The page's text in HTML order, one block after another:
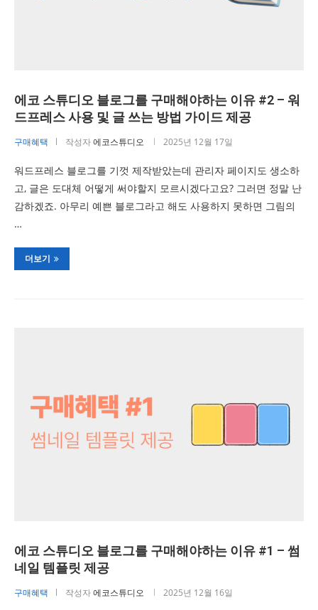
에코 스튜디오 블로그를 구매해야하는 이유 #2 – 워
드프레스 사용 및 글 쓰는 방법 가이드 제공
구매혜택 작성자에코스튜디오 2025년 12월 17일
워드프레스 블로그를 기껏 제작받았는데 관리자 페이지도 생소하
고, 글은 도대체 어떻게 써야할지 모르시겠다고요? 그러면 정말 난
감하겠죠. 아무리 예쁜 블로그라고 해도 사용하지 못하면 그림의
…
더보기
에코 스튜디오 블로그를 구매해야하는 이유 #1 – 썸
네일 템플릿 제공
구매혜택 작성자에코스튜디오 2025년 12월 16일